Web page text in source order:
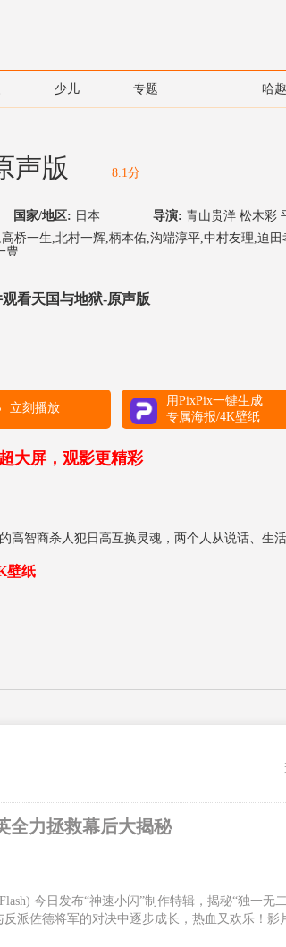
少儿 专题 哈
声版 8.1分
国家/地区: 日本 导演: 青山贵洋 松木彩
桥一生,北村一辉,柄本佑,沟端淳平,中村友理,迫
豊
看天国与地狱-原声版
立刻播放
用PixPix一键生成
专属海报/4K壁纸
大屏，观影更精彩
智商杀人犯日高互换灵魂，两个人从说话、生
壁纸
全力拯救幕后大揭秘
今日发布“神速小闪”制作特辑，揭秘“独一无
派佐德将军的对决中逐步成长，热血又欢乐！影
观众嗨到上头！影片火热预售中，6月13、14日全